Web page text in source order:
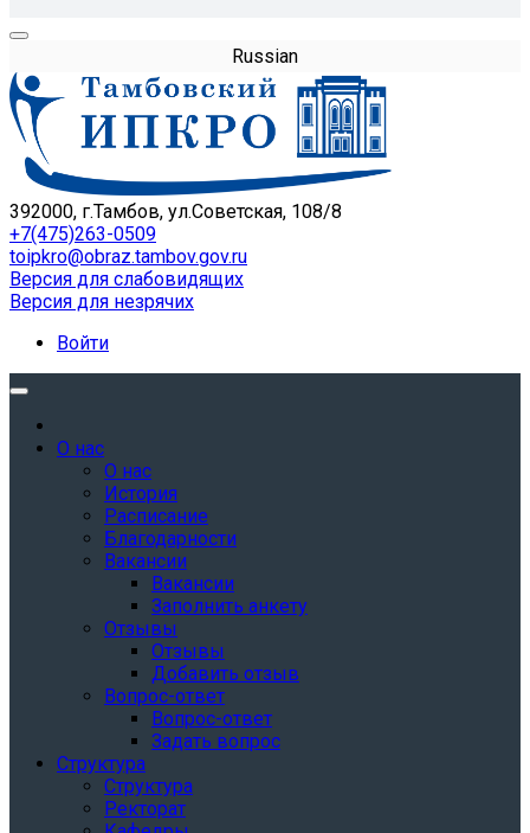
Russian
392000, г.Тамбов, ул.Советская, 108/8
+7(475)263-0509
toipkro@obraz.tambov.gov.ru
Версия для слабовидящих
Версия для незрячих
Войти
О нас
О нас
История
Расписание
Благодарности
Вакансии
Вакансии
Заполнить анкету
Отзывы
Отзывы
Добавить отзыв
Вопрос-ответ
Вопрос-ответ
Задать вопрос
Структура
Структура
Ректорат